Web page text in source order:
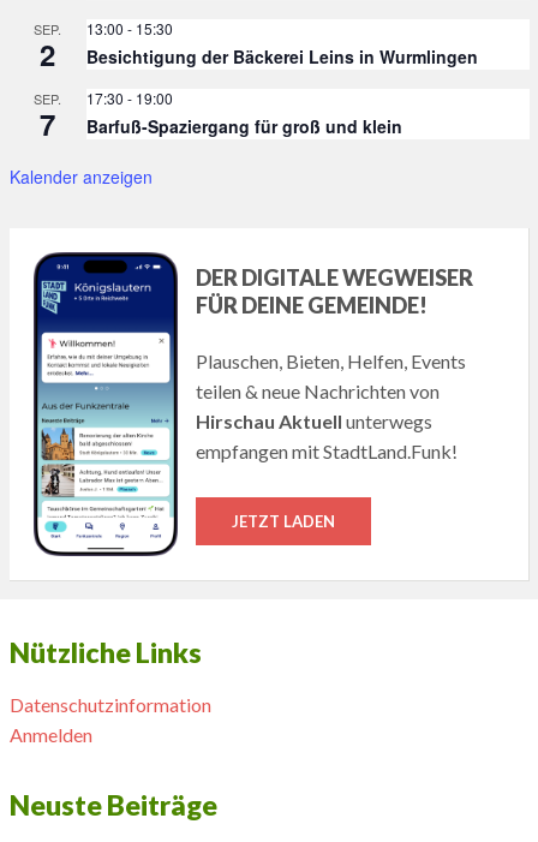
SEP.
2
13:00 - 15:30
Besichtigung der Bäckerei Leins in Wurmlingen
SEP.
7
17:30 - 19:00
Barfuß-Spaziergang für groß und klein
Kalender anzeigen
DER DIGITALE WEGWEISER
FÜR DEINE GEMEINDE!
Plauschen, Bieten, Helfen, Events
teilen & neue Nachrichten von
Hirschau Aktuell unterwegs
empfangen mit StadtLand.Funk!
JETZT LADEN
Nützliche Links
Datenschutzinformation
Anmelden
Neuste Beiträge